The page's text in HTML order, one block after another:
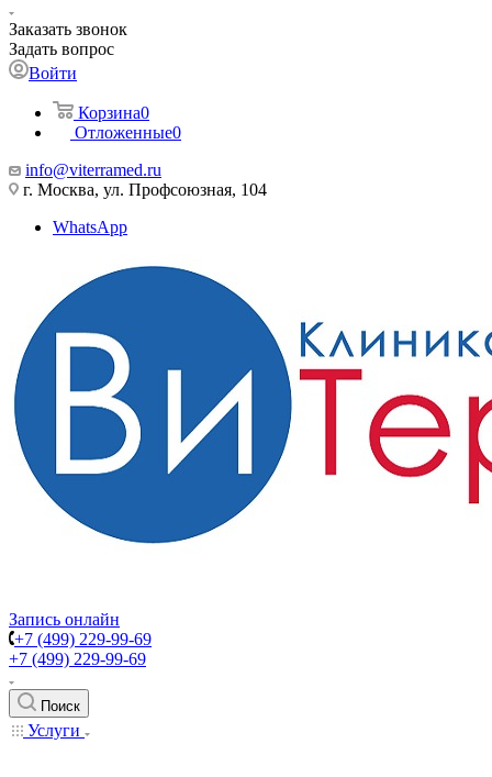
Заказать звонок
Задать вопрос
Войти
Корзина0
Отложенные0
info@viterramed.ru
г. Москва, ул. Профсоюзная, 104
WhatsApp
Запись онлайн
+7 (499) 229-99-69
+7 (499) 229-99-69
Поиск
Услуги